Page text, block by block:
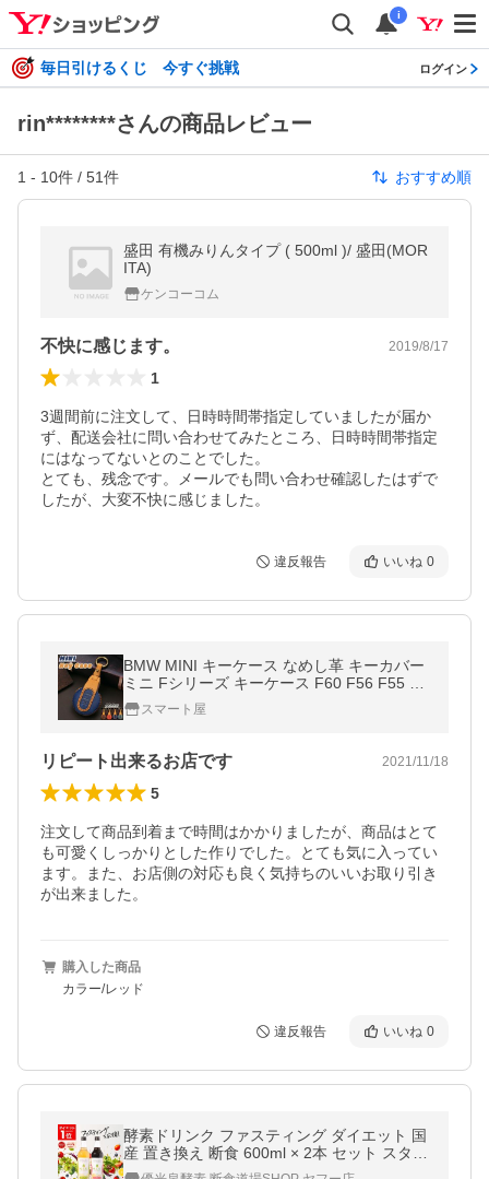
i
毎日引けるくじ 今すぐ挑戦 ログイン
rin********さんの商品レビュー
1 - 10件 / 51件 おすすめ順
盛田 有機みりんタイプ ( 500ml )/ 盛田(MOR
ITA)
ケンコーコム
不快に感じます。 2019/8/17
1
3週間前に注文して、日時時間帯指定していましたが届か
ず、配送会社に問い合わせてみたところ、日時時間帯指定
にはなってないとのことでした。
とても、残念です。メールでも問い合わせ確認したはずで
したが、大変不快に感じました。
違反報告 いいね 0
BMW MINI キーケース なめし革 キーカバー
ミニ Fシリーズ キーケース F60 F56 F55 F5
4 クーパー クーパーS クロスオーバー COO
スマート屋
リピート出来るお店です 2021/11/18
5
注文して商品到着まで時間はかかりましたが、商品はとて
も可愛くしっかりとした作りでした。とても気に入ってい
ます。また、お店側の対応も良く気持ちのいいお取り引き
が出来ました。
購入した商品
カラー/レッド
違反報告 いいね 0
酵素ドリンク ファスティング ダイエット 国
産 置き換え 断食 600ml × 2本 セット スタン
ダード 梅 優光泉